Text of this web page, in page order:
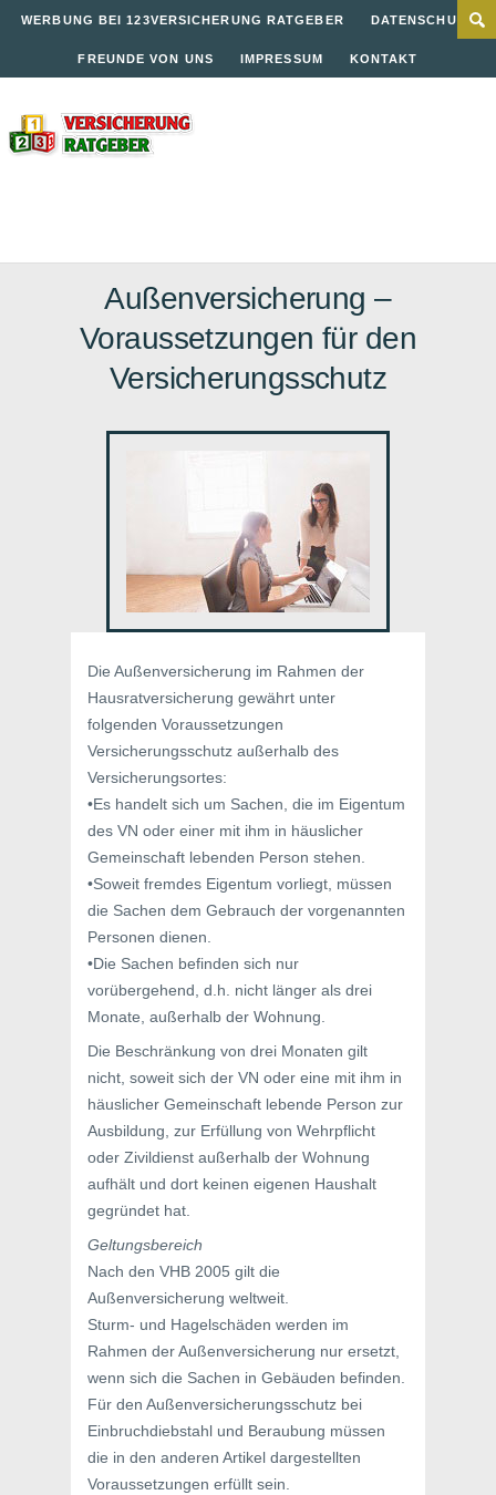
WERBUNG BEI 123VERSICHERUNG RATGEBER DATENSCHUTZ
FREUNDE VON UNS IMPRESSUM KONTAKT
Außenversicherung –
Voraussetzungen für den
Versicherungsschutz
Die Außenversicherung im Rahmen der
Hausratversicherung gewährt unter
folgenden Voraussetzungen
Versicherungsschutz außerhalb des
Versicherungsortes:
•Es handelt sich um Sachen, die im Eigentum
des VN oder einer mit ihm in häuslicher
Gemeinschaft lebenden Person stehen.
•Soweit fremdes Eigentum vorliegt, müssen
die Sachen dem Gebrauch der vorgenannten
Personen dienen.
•Die Sachen befinden sich nur
vorübergehend, d.h. nicht länger als drei
Monate, außerhalb der Wohnung.
Die Beschränkung von drei Monaten gilt
nicht, soweit sich der VN oder eine mit ihm in
häuslicher Gemeinschaft lebende Person zur
Ausbildung, zur Erfüllung von Wehrpflicht
oder Zivildienst außerhalb der Wohnung
aufhält und dort keinen eigenen Haushalt
gegründet hat.
Geltungsbereich
Nach den VHB 2005 gilt die
Außenversicherung weltweit.
Sturm- und Hagelschäden werden im
Rahmen der Außenversicherung nur ersetzt,
wenn sich die Sachen in Gebäuden befinden.
Für den Außenversicherungsschutz bei
Einbruchdiebstahl und Beraubung müssen
die in den anderen Artikel dargestellten
Voraussetzungen erfüllt sein.